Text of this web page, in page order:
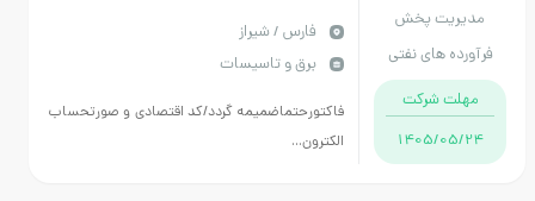
پخش
های نفتی
فارس
شرکت
1405/
و توری سایبان 528 متر مربع طبق شرح
پیوست و هماهنگی با کارشناس
بهپور09173309887
فارس / شیراز
برق و تاسیسات
فاکتورحتماضمیمه گردد/کد اقتصادی و صورتحساب
الکترون...